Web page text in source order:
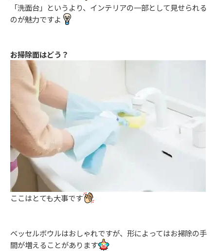
「洗面台」というより、インテリアの一部として見せられる
のが魅力ですよ
お掃除面はどう？
ここはとても大事です
ベッセルボウルはおしゃれですが、形によってはお掃除の手
間が増えることがあります